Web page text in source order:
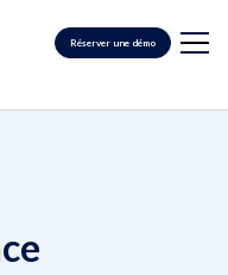
Réserver une démo